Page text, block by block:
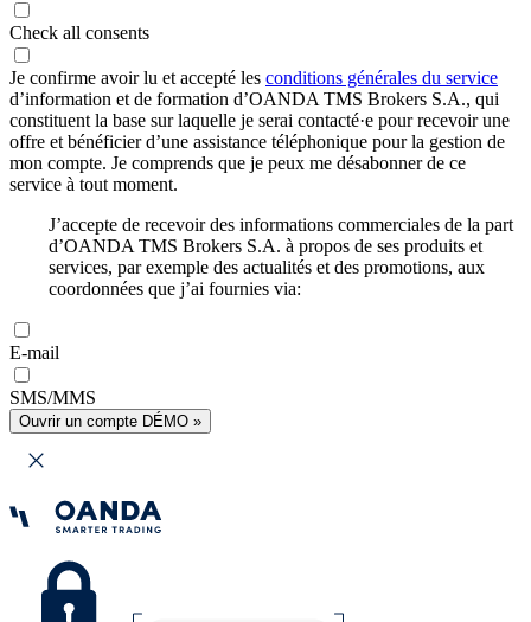
Check all consents
Je confirme avoir lu et accepté les conditions générales du service
d’information et de formation d’OANDA TMS Brokers S.A., qui
constituent la base sur laquelle je serai contacté·e pour recevoir une
offre et bénéficier d’une assistance téléphonique pour la gestion de
mon compte. Je comprends que je peux me désabonner de ce
service à tout moment.
J’accepte de recevoir des informations commerciales de la part
d’OANDA TMS Brokers S.A. à propos de ses produits et
services, par exemple des actualités et des promotions, aux
coordonnées que j’ai fournies via:
E-mail
SMS/MMS
Ouvrir un compte DÉMO »